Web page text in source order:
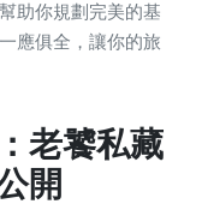
助你規劃完美的基
應俱全，讓你的旅
老饕私藏
開